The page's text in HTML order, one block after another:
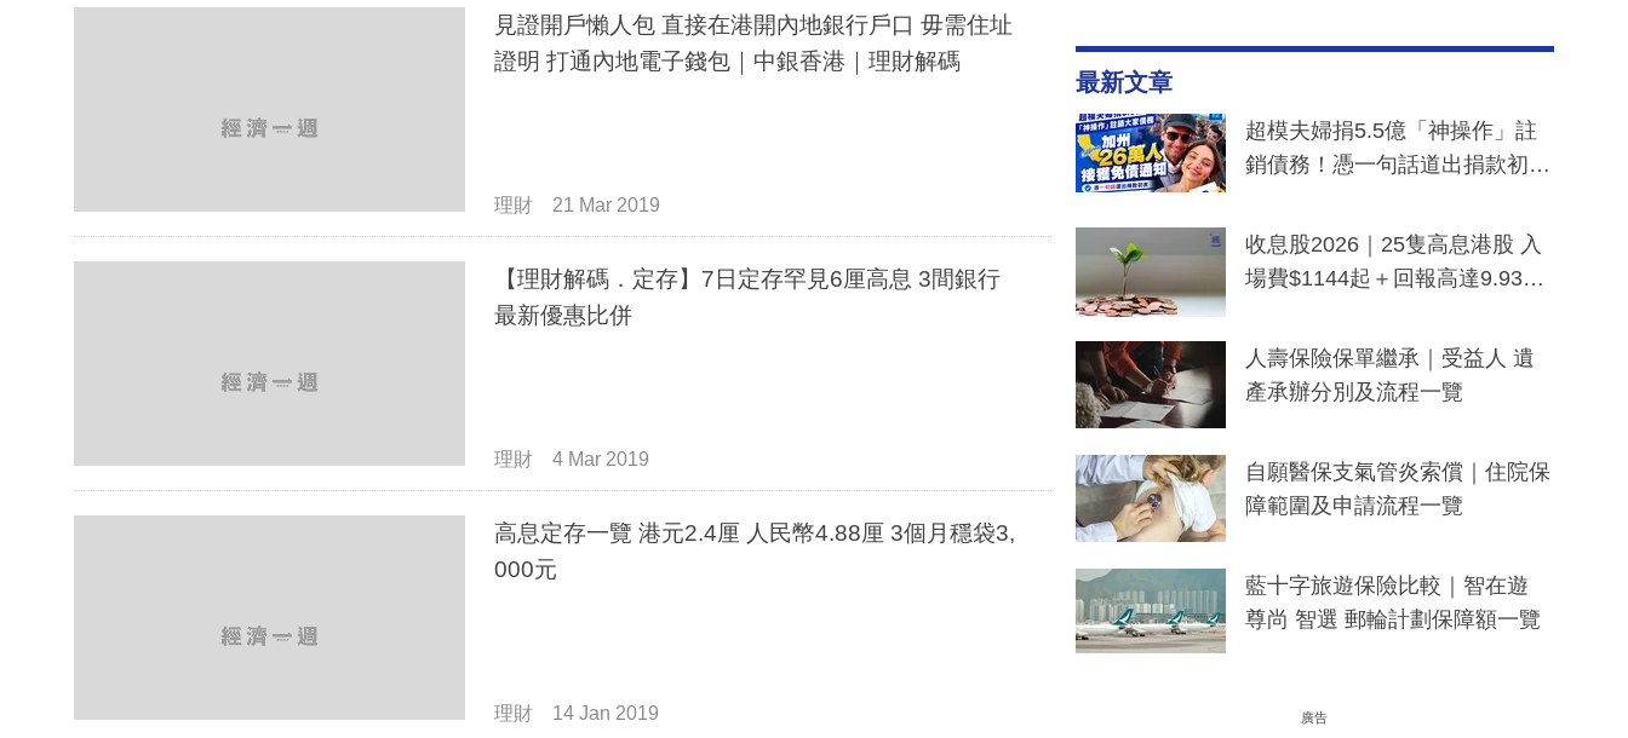
見證開戶懶人包 直接在港開內地銀行戶口 毋需住址
證明 打通內地電子錢包｜中銀香港｜理財解碼
理財 21 Mar 2019
【理財解碼．定存】7日定存罕見6厘高息 3間銀行
最新優惠比併
理財 4 Mar 2019
高息定存一覽 港元2.4厘 人民幣4.88厘 3個月穩袋3,
000元
理財 14 Jan 2019
最新文章
超模夫婦捐5.5億「神操作」註
銷債務！憑一句話道出捐款初
一度被誤當詐騙手段
收息股2026｜25隻高息港股 入
場費$1144起＋回報高達9.93
人壽保險保單繼承｜受益人 遺
產承辦分別及流程一覽
自願醫保支氣管炎索償｜住院保
障範圍及申請流程一覽
藍十字旅遊保險比較｜智在遊
尊尚 智選 郵輪計劃保障額一覽
廣告